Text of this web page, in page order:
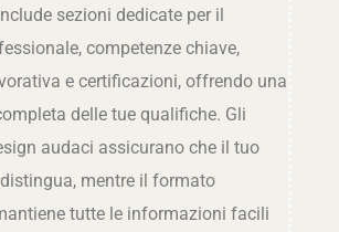
sezioni dedicate per il
competenze chiave,
e certificazioni, offrendo una
delle tue qualifiche. Gli
audaci assicurano che il tuo
mentre il formato
tutte le informazioni facili